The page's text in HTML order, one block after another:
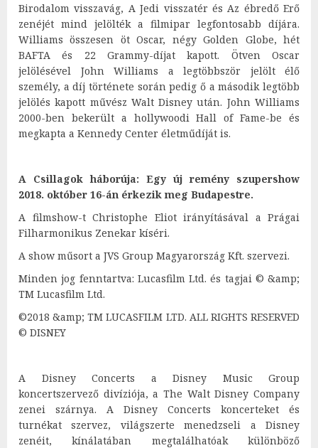
Birodalom visszavág, A Jedi visszatér és Az ébredő Erő
zenéjét mind jelölték a filmipar legfontosabb díjára.
Williams összesen öt Oscar, négy Golden Globe, hét
BAFTA és 22 Grammy-díjat kapott. Ötven Oscar
jelölésével John Williams a legtöbbször jelölt élő
személy, a díj története során pedig ő a második legtöbb
jelölés kapott művész Walt Disney után. John Williams
2000-ben bekerült a hollywoodi Hall of Fame-be és
megkapta a Kennedy Center életműdíját is.
A Csillagok háborúja: Egy új remény szupershow
2018. október 16-án érkezik meg Budapestre.
A filmshow-t Christophe Eliot irányításával a Prágai
Filharmonikus Zenekar kíséri.
A show műsort a JVS Group Magyarország Kft. szervezi.
Minden jog fenntartva: Lucasfilm Ltd. és tagjai © &amp;
TM Lucasfilm Ltd.
©2018 &amp; TM LUCASFILM LTD. ALL RIGHTS RESERVED
© DISNEY
A Disney Concerts a Disney Music Group
koncertszervező divíziója, a The Walt Disney Company
zenei szárnya. A Disney Concerts koncerteket és
turnékat szervez, világszerte menedzseli a Disney
zenéit, kínálatában megtalálhatóak különböző